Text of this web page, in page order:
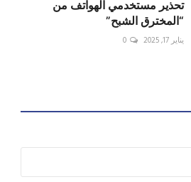
تحذير مستخدمي الهواتف من
“المخترق الشبح”
يناير 17, 2025 0